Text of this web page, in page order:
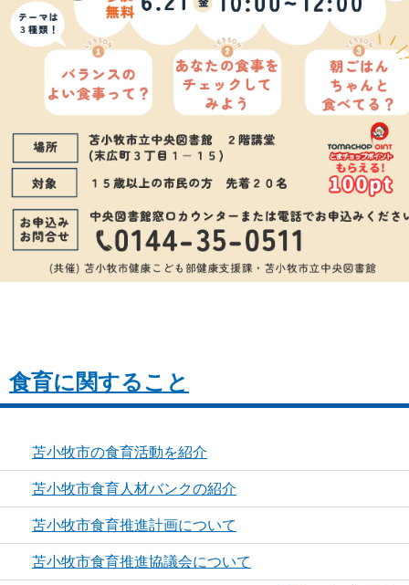
食育に関すること
苫小牧市の食育活動を紹介
苫小牧市食育人材バンクの紹介
苫小牧市食育推進計画について
苫小牧市食育推進協議会について